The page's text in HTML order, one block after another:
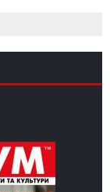
і синиця
тактики